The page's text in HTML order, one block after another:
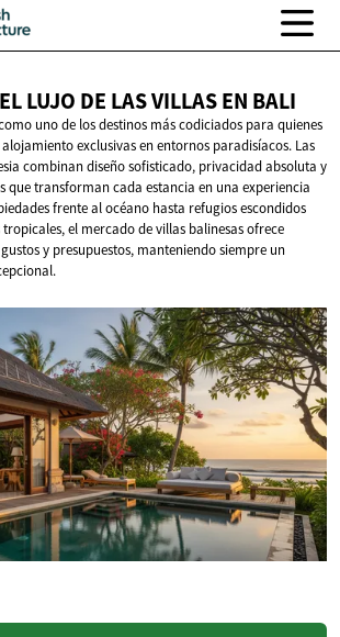
LUJO DE LAS VILLASEN BALI
uno de los destinos más codiciados para quienes
exclusivas en entornos paradisíacos. Las
combinan diseño sofisticado, privacidad absoluta y
que transforman cada estancia en una experiencia
frente al océano hasta refugios escondidos
el mercado de villas balinesas ofrece
y presupuestos, manteniendo siempre un